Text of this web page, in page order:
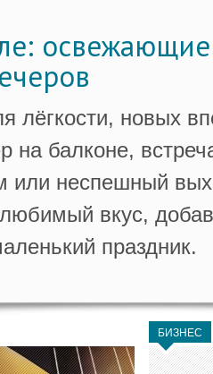
лёгкости, новых
на балконе,
или неспешный
вкус,
праздник.
БИЗНЕС